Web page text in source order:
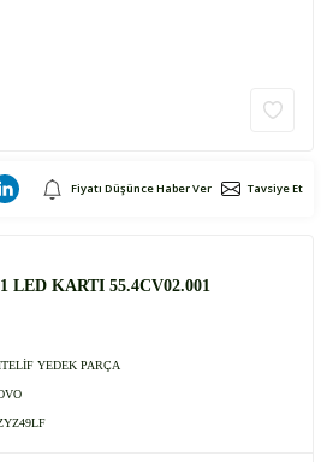
Fiyatı Düşünce Haber Ver Tavsiye Et
LED KARTI 55.4CV02.001
YEDEK PARÇA